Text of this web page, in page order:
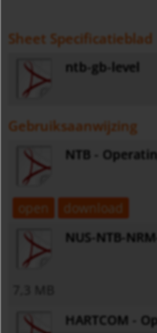
Sheet Specificatieblad
ntb-gb-level
Gebruiksaanwijzing
NTB -
open
download
NUS-NTB-
HARTCOM -